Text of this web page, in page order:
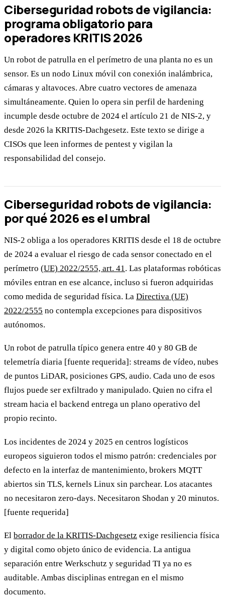
Ciberseguridad robots de vigilancia:
programa obligatorio para
operadores KRITIS 2026
Un robot de patrulla en el perímetro de una planta no es un
sensor. Es un nodo Linux móvil con conexión inalámbrica,
cámaras y altavoces. Abre cuatro vectores de amenaza
simultáneamente. Quien lo opera sin perfil de hardening
incumple desde octubre de 2024 el artículo 21 de NIS-2, y
desde 2026 la KRITIS-Dachgesetz. Este texto se dirige a
CISOs que leen informes de pentest y vigilan la
responsabilidad del consejo.
Ciberseguridad robots de vigilancia:
por qué 2026 es el umbral
NIS-2 obliga a los operadores KRITIS desde el 18 de octubre
de 2024 a evaluar el riesgo de cada sensor conectado en el
perímetro (UE) 2022/2555, art. 41. Las plataformas robóticas
móviles entran en ese alcance, incluso si fueron adquiridas
como medida de seguridad física. La Directiva (UE)
2022/2555 no contempla excepciones para dispositivos
autónomos.
Un robot de patrulla típico genera entre 40 y 80 GB de
telemetría diaria [fuente requerida]: streams de vídeo, nubes
de puntos LiDAR, posiciones GPS, audio. Cada uno de esos
flujos puede ser exfiltrado y manipulado. Quien no cifra el
stream hacia el backend entrega un plano operativo del
propio recinto.
Los incidentes de 2024 y 2025 en centros logísticos
europeos siguieron todos el mismo patrón: credenciales por
defecto en la interfaz de mantenimiento, brokers MQTT
abiertos sin TLS, kernels Linux sin parchear. Los atacantes
no necesitaron zero-days. Necesitaron Shodan y 20 minutos.
[fuente requerida]
El borrador de la KRITIS-Dachgesetz exige resiliencia física
y digital como objeto único de evidencia. La antigua
separación entre Werkschutz y seguridad TI ya no es
auditable. Ambas disciplinas entregan en el mismo
documento.